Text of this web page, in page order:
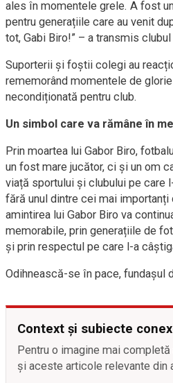
ales în momentele grele. A fost
pentru generațiile care au venit
tot, Gabi Biro!” – a transmis clubul
Suporterii și foștii colegi au
rememorând momentele de
necondiționată pentru club.
Un simbol care va rămâne în
Prin moartea lui Gabor Biro,
un fost mare jucător, ci și un om
viață sportului și clubului pe care
fără unul dintre cei mai importanți
amintirea lui Gabor Biro va
memorabile, prin generațiile de
și prin respectul pe care l-a
Odihnească-se în pace, fundașul
Context și subiecte
Pentru o imagine mai
și aceste articole relevante din